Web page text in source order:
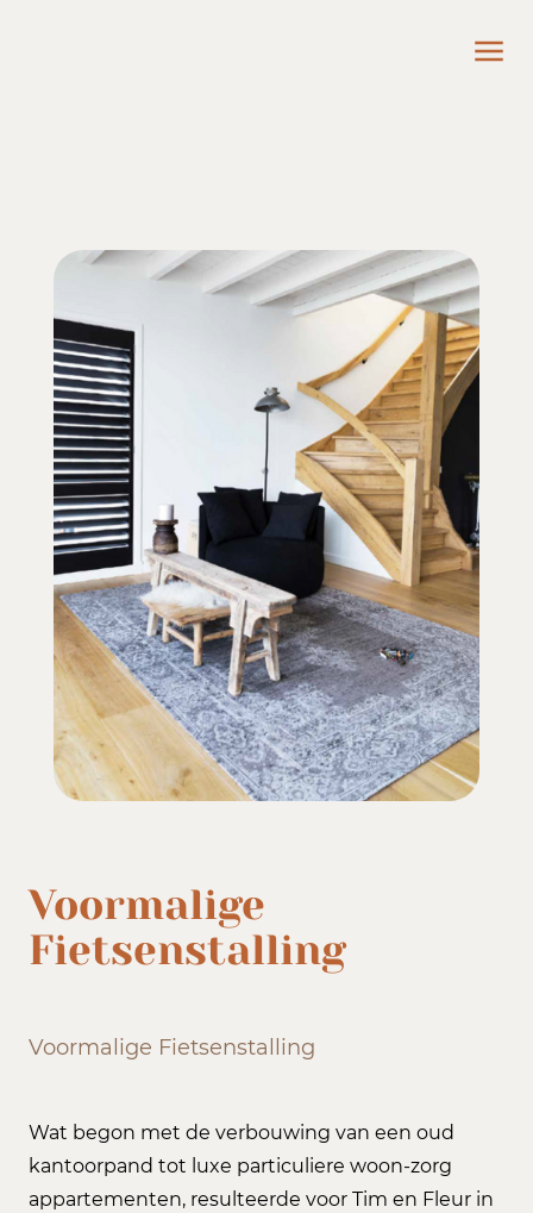
Voormalige
Fietsenstalling
Voormalige Fietsenstalling
Wat begon met de verbouwing van een oud
kantoorpand tot luxe particuliere woon-zorg
appartementen, resulteerde voor Tim en Fleur in